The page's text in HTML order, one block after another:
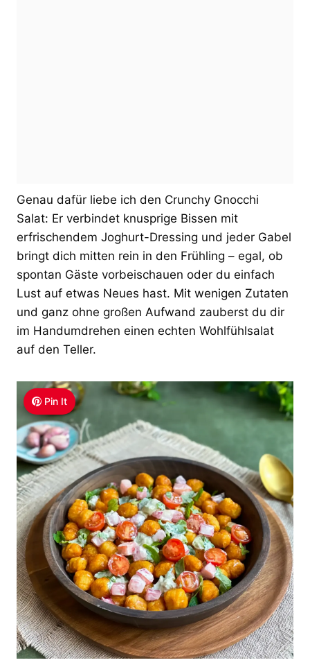
Genau dafür liebe ich den Crunchy Gnocchi
Salat: Er verbindet knusprige Bissen mit
erfrischendem Joghurt-Dressing und jeder Gabel
bringt dich mitten rein in den Frühling – egal, ob
spontan Gäste vorbeischauen oder du einfach
Lust auf etwas Neues hast. Mit wenigen Zutaten
und ganz ohne großen Aufwand zauberst du dir
im Handumdrehen einen echten Wohlfühlsalat
auf den Teller.
Pin It